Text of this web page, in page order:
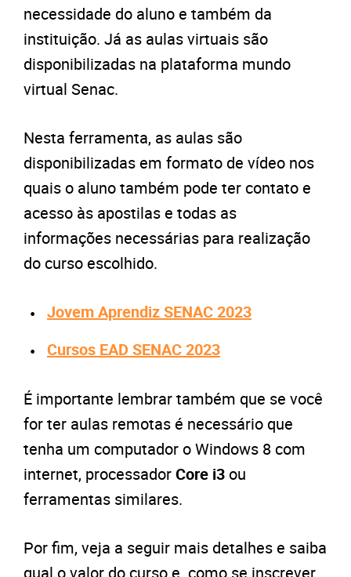
necessidade do aluno e também da
instituição. Já as aulas virtuais são
disponibilizadas na plataforma mundo
virtual Senac.
Nesta ferramenta, as aulas são
disponibilizadas em formato de vídeo nos
quais o aluno também pode ter contato e
acesso às apostilas e todas as
informações necessárias para realização
do curso escolhido.
Jovem Aprendiz SENAC 2023
Cursos EAD SENAC 2023
É importante lembrar também que se você
for ter aulas remotas é necessário que
tenha um computador o Windows 8 com
internet, processadorCore i3ou
ferramentas similares.
Por fim, veja a seguir mais detalhes e saiba
qual o valor do curso e como se inscrever